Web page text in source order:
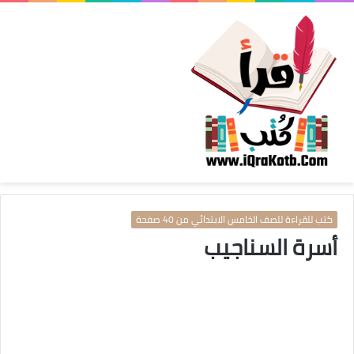
كتب للقراءة للصف الخامس الابتدائي من 40 صفحة
أسرة السناجيب